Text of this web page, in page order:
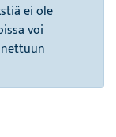
ei ole
voi